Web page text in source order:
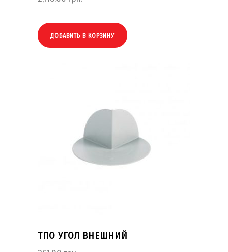
ДОБАВИТЬ В КОРЗИНУ
ТПО УГОЛ ВНЕШНИЙ